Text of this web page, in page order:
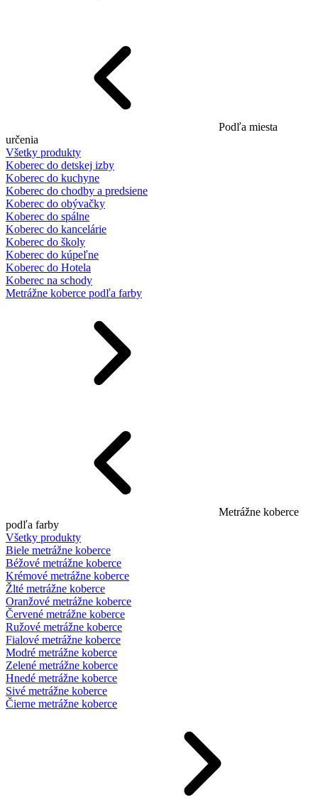
Podľa miesta
určenia
Všetky produkty
Koberec do detskej izby
Koberec do kuchyne
Koberec do chodby a predsiene
Koberec do obývačky
Koberec do spálne
Koberec do kancelárie
Koberec do školy
Koberec do kúpeľne
Koberec do Hotela
Koberec na schody
Metrážne koberce podľa farby
Metrážne koberce
podľa farby
Všetky produkty
Biele metrážne koberce
Béžové metrážne koberce
Krémové metrážne koberce
Žlté metrážne koberce
Oranžové metrážne koberce
Červené metrážne koberce
Ružové metrážne koberce
Fialové metrážne koberce
Modré metrážne koberce
Zelené metrážne koberce
Hnedé metrážne koberce
Sivé metrážne koberce
Čierne metrážne koberce